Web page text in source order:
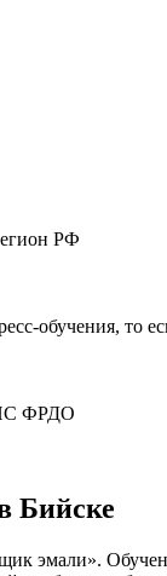
РФ
обучения, то
ФРДО
Бийске
эмали».